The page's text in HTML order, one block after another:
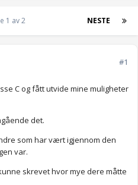
NESTE
1 av 2
#1
C og fått utvide mine muligheter
det.
som har vært igjennom den
var.
skrevet hvor mye dere måtte